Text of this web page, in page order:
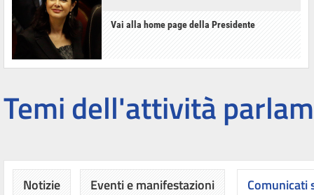
Vai alla home page della Presidente
Temi dell'attività
Notizie Eventi e manifestazioni Comunicati